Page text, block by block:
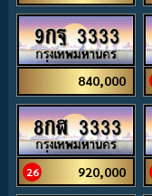
9กฐ 3333
840,000
8กฬ 3333
26 920,000